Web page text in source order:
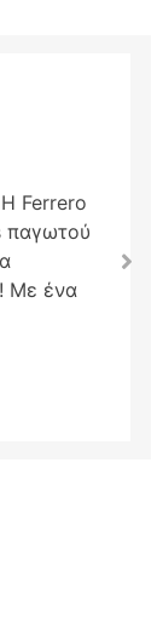
Ferrero
παγωτού
Με ένα